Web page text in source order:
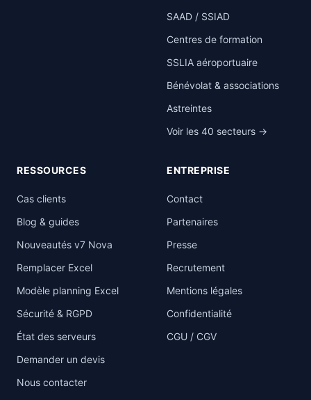
SAAD / SSIAD
Centres de formation
SSLIA aéroportuaire
Bénévolat & associations
Astreintes
Voir les 40 secteurs →
RESSOURCES
Cas clients
Blog & guides
Nouveautés v7 Nova
Remplacer Excel
Modèle planning Excel
Sécurité & RGPD
État des serveurs
Demander un devis
Nous contacter
ENTREPRISE
Contact
Partenaires
Presse
Recrutement
Mentions légales
Confidentialité
CGU / CGV